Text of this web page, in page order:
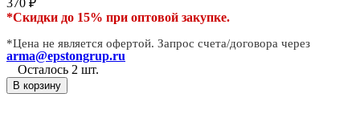
₽
*Скидки до 15% при оптовой закупке.
*Цена не является офертой. Запрос счета/договора через
arma@epstongrup.ru
Осталось 2 шт.
В корзину